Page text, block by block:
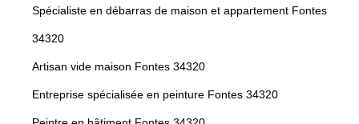
Spécialiste en débarras de maison et appartement Fontes
34320
Artisan vide maison Fontes 34320
Entreprise spécialisée en peinture Fontes 34320